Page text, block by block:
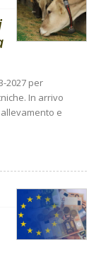
2027 per
In arrivo
e